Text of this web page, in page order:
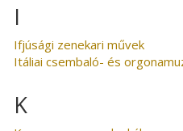
I
Ifjúsági zenekari művek
Itáliai csembaló- és
K